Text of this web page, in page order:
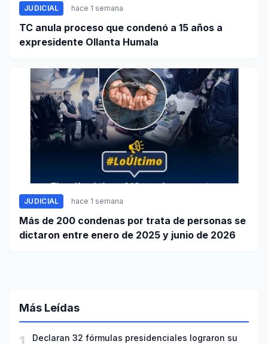
JUDICIAL hace 1 semana
TC anula proceso que condenó a 15 años a
expresidente Ollanta Humala
JUDICIAL hace 1 semana
Más de 200 condenas por trata de personas se
dictaron entre enero de 2025 y junio de 2026
Más Leídas
Declaran 32 fórmulas presidenciales lograron su